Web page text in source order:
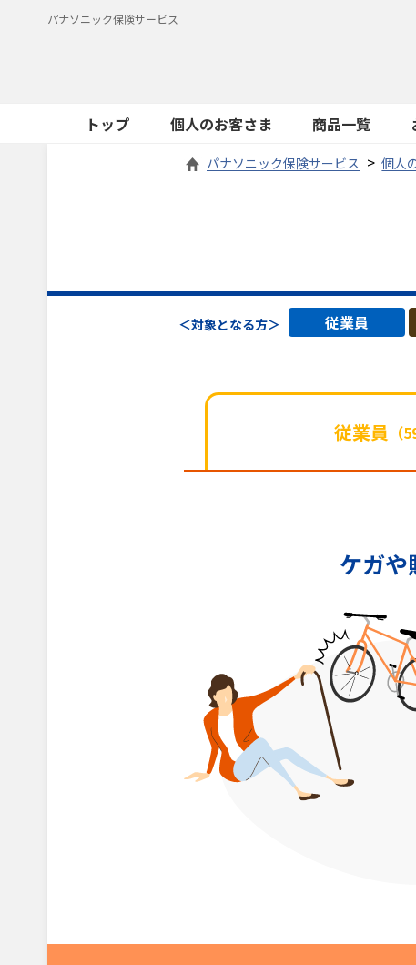
パナソニック保険サービス
トップ 個人のお客さま 商品一覧
パナソニック保険サービス 個人
＜対象となる方＞ 従業員
従業員 （
ケガや